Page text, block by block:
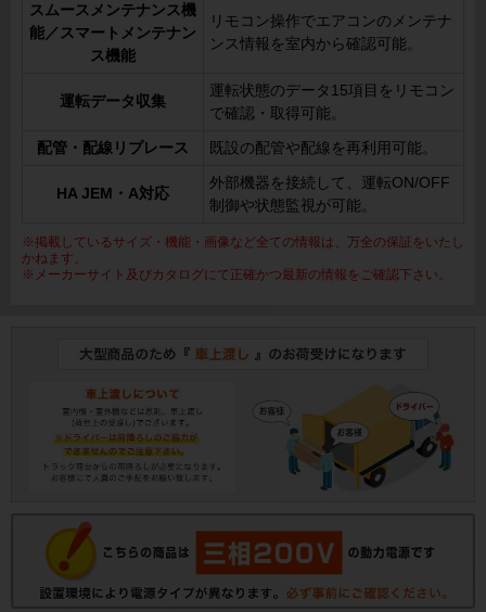
スムースメンテナンス機
能／スマートメンテナン
ス機能
リモコン操作でエアコンのメンテナ
ンス情報を室内から確認可能。
運転データ収集
運転状態のデータ15項目をリモコン
で確認・取得可能。
配管・配線リプレース 既設の配管や配線を再利用可能。
HA JEM・A対応
外部機器を接続して、運転ON/OFF
制御や状態監視が可能。
※掲載しているサイズ・機能・画像など全ての情報は、万全の保証をいたし
かねます。
※メーカーサイト及びカタログにて正確かつ最新の情報をご確認下さい。